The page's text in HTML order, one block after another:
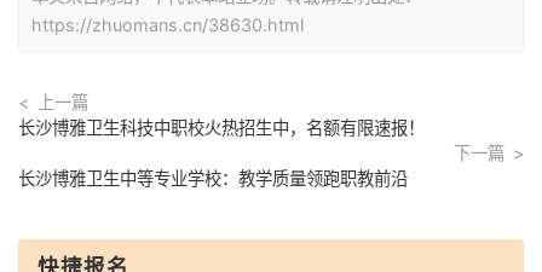
https://zhuomans.cn/38630.html
上一篇
长沙博雅卫生科技中职校火热招生中，名额有限速报！
下一篇
长沙博雅卫生中等专业学校：教学质量领跑职教前沿
快捷报名